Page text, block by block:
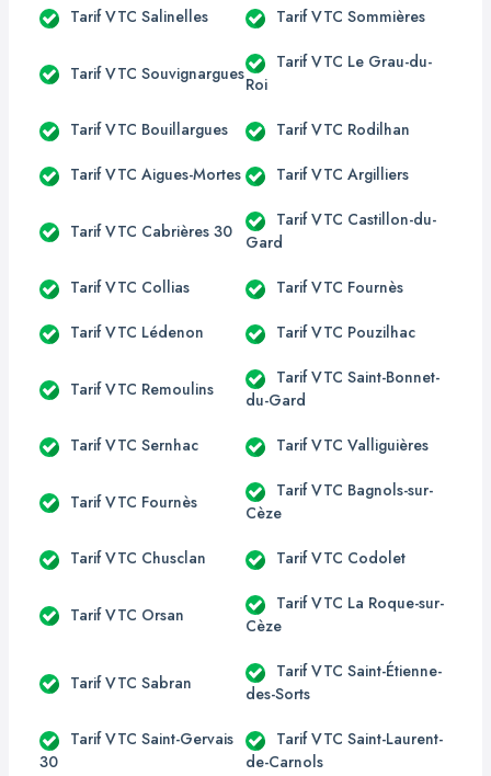
Tarif VTC Salinelles Tarif VTC Sommières
Tarif VTC Souvignargues
Tarif VTC Le Grau-du-
Roi
Tarif VTC Bouillargues Tarif VTC Rodilhan
Tarif VTC Aigues-Mortes Tarif VTC Argilliers
Tarif VTC Cabrières 30
Tarif VTC Castillon-du-
Gard
Tarif VTC Collias Tarif VTC Fournès
Tarif VTC Lédenon Tarif VTC Pouzilhac
Tarif VTC Remoulins
Tarif VTC Saint-Bonnet-
du-Gard
Tarif VTC Sernhac Tarif VTC Valliguières
Tarif VTC Fournès
Tarif VTC Bagnols-sur-
Cèze
Tarif VTC Chusclan Tarif VTC Codolet
Tarif VTC Orsan
Tarif VTC La Roque-sur-
Cèze
Tarif VTC Sabran
Tarif VTC Saint-Étienne-
des-Sorts
Tarif VTC Saint-Gervais
30
Tarif VTC Saint-Laurent-
de-Carnols